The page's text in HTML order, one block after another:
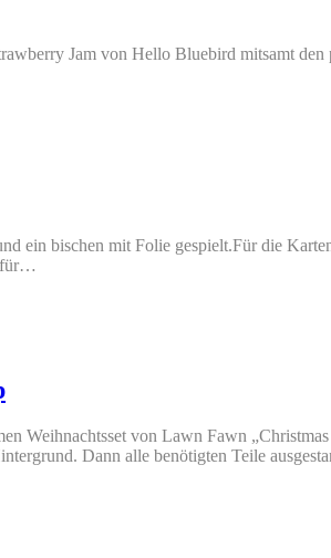
Jam von Hello Bluebird mitsamt den
ein bischen mit Folie gespielt.Für die
für…
Weihnachtsset von Lawn Fawn „Christmas
Dann alle benötigten Teile